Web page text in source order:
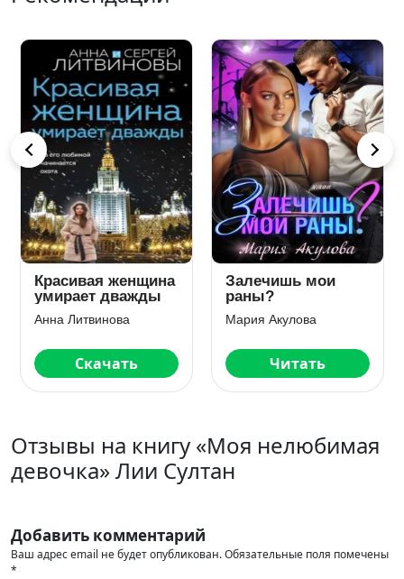
Красивая женщина
умирает дважды
Анна Литвинова
Скачать
Залечишь мои
раны?
Мария Акулова
Читать
Отзывы на книгу «Моя нелюбимая
девочка» Лии Султан
Добавить комментарий
Ваш адрес email не будет опубликован.Обязательные поля помечены
*